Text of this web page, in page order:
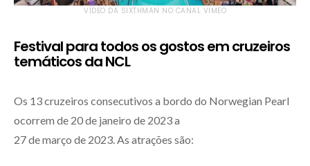
VÍDEO DA SIXTHMAN NO CANAL VIMEO
Festival para todos os gostos em cruzeiros
temáticos da NCL
Os 13 cruzeiros consecutivos a bordo do Norwegian Pearl
ocorrem de 20 de janeiro de 2023 a
27 de março de 2023. As atrações são: